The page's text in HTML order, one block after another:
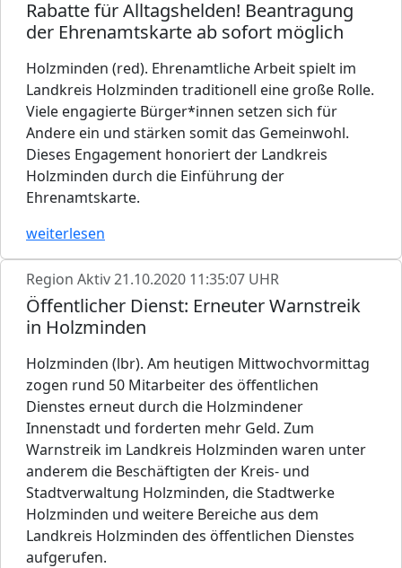
Rabatte für Alltagshelden! Beantragung
der Ehrenamtskarte ab sofort möglich
Holzminden (red). Ehrenamtliche Arbeit spielt im
Landkreis Holzminden traditionell eine große Rolle.
Viele engagierte Bürger*innen setzen sich für
Andere ein und stärken somit das Gemeinwohl.
Dieses Engagement honoriert der Landkreis
Holzminden durch die Einführung der
Ehrenamtskarte.
weiterlesen
Region Aktiv21.10.2020 11:35:07 UHR
Öffentlicher Dienst: Erneuter Warnstreik
in Holzminden
Holzminden (lbr). Am heutigen Mittwochvormittag
zogen rund 50 Mitarbeiter des öffentlichen
Dienstes erneut durch die Holzmindener
Innenstadt und forderten mehr Geld. Zum
Warnstreik im Landkreis Holzminden waren unter
anderem die Beschäftigten der Kreis- und
Stadtverwaltung Holzminden, die Stadtwerke
Holzminden und weitere Bereiche aus dem
Landkreis Holzminden des öffentlichen Dienstes
aufgerufen.